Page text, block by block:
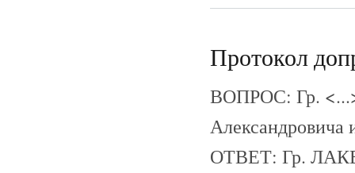
Протокол
ВОПРОС: Гр.
Александровича
ОТВЕТ: Гр.